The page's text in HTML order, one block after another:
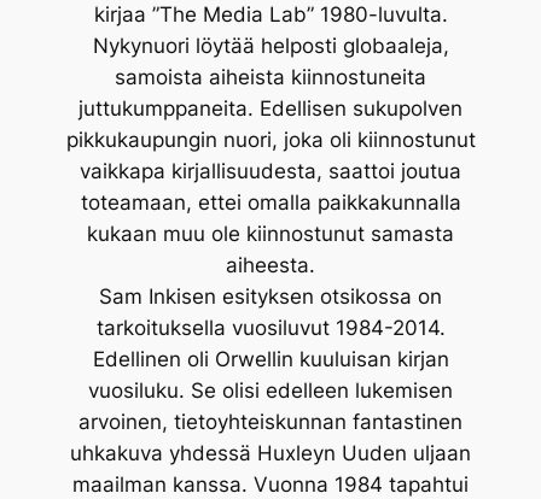
kirjaa ”The Media Lab” 1980-luvulta.
Nykynuori löytää helposti globaaleja,
samoista aiheista kiinnostuneita
juttukumppaneita. Edellisen sukupolven
pikkukaupungin nuori, joka oli kiinnostunut
vaikkapa kirjallisuudesta, saattoi joutua
toteamaan, ettei omalla paikkakunnalla
kukaan muu ole kiinnostunut samasta
aiheesta.
Sam Inkisen esityksen otsikossa on
tarkoituksella vuosiluvut 1984-2014.
Edellinen oli Orwellin kuuluisan kirjan
vuosiluku. Se olisi edelleen lukemisen
arvoinen, tietoyhteiskunnan fantastinen
uhkakuva yhdessä Huxleyn Uuden uljaan
maailman kanssa. Vuonna 1984 tapahtui